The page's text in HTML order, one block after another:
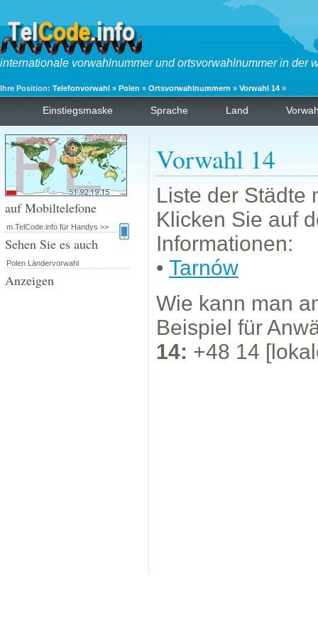
internationale vorwahlnummer und ortsvorwahlnummer in der
Ihre Position: Telefonvorwahl » Polen » Ortsvorwahlnummern » Vorwahl 14 »
Einstiegsmaske Sprache Land
Vorwahl 14
Liste der Städte
Klicken Sie auf
Informationen:
• Tarnów
Wie kann man
Beispiel für
14: +48 14
auf Mobiltelefone
m.TelCode.info für Handys >>
Sehen Sie es auch
Polen Ländervorwahl
Anzeigen